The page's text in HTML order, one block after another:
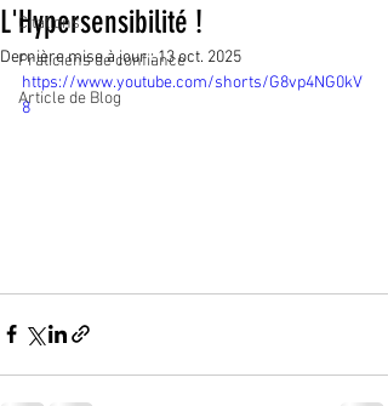
Citations
Praticiens de confiance
Article de Blog
L'Hypersensibilité !
Dernière mise à jour :13 oct. 2025
https://www.youtube.com/shorts/G8vp4NG0kV
8